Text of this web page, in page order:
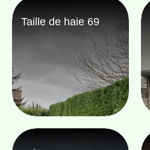
Taille de haie 69